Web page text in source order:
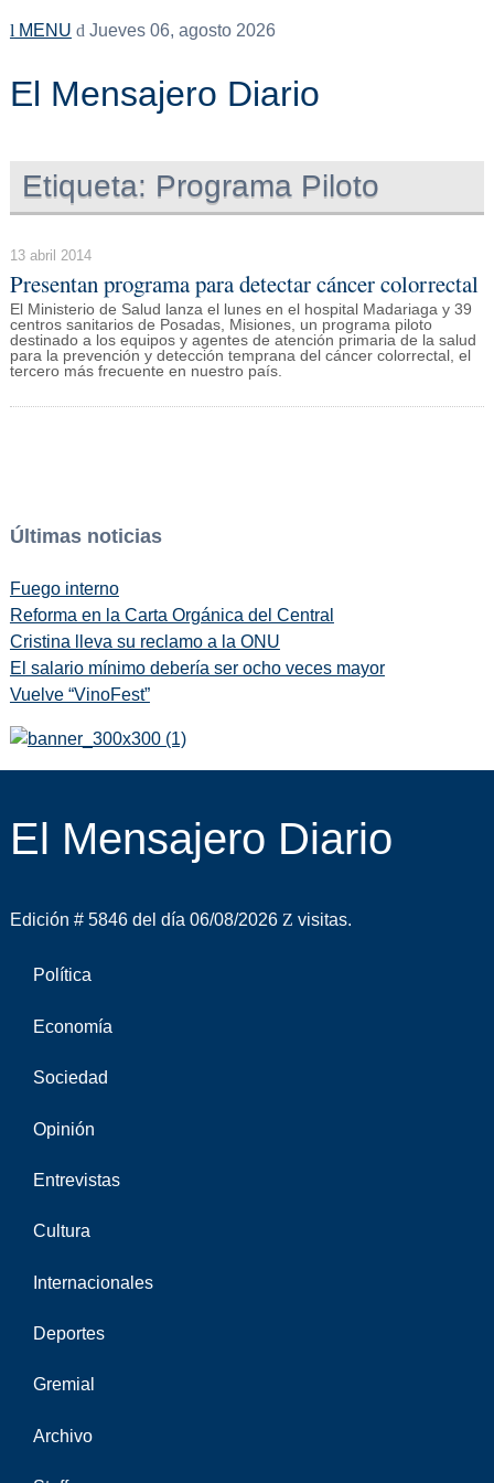
MENU Jueves 06, agosto 2026
El Mensajero Diario
Etiqueta: Programa Piloto
13 abril 2014
Presentan programa para detectar cáncer colorrectal
El Ministerio de Salud lanza el lunes en el hospital Madariaga y 39
centros sanitarios de Posadas, Misiones, un programa piloto
destinado a los equipos y agentes de atención primaria de la salud
para la prevención y detección temprana del cáncer colorrectal, el
tercero más frecuente en nuestro país.
Últimas noticias
Fuego interno
Reforma en la Carta Orgánica del Central
Cristina lleva su reclamo a la ONU
El salario mínimo debería ser ocho veces mayor
Vuelve “VinoFest”
El Mensajero Diario
Edición # 5846 del día 06/08/2026 visitas.
Política
Economía
Sociedad
Opinión
Entrevistas
Cultura
Internacionales
Deportes
Gremial
Archivo